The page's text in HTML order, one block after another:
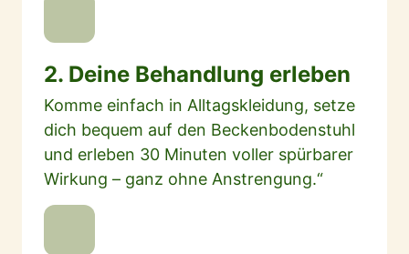
2. Deine Behandlung erleben
Komme einfach in Alltagskleidung, setze
dich bequem auf den Beckenbodenstuhl
und erleben 30 Minuten voller spürbarer
Wirkung – ganz ohne Anstrengung.“